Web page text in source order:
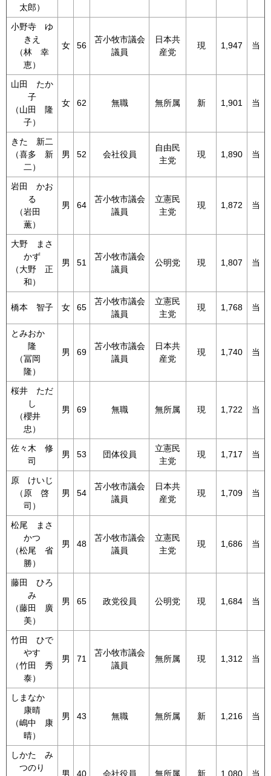
太郎）
小野寺 ゆ
きえ
（林 幸
恵）
女 56
苫小牧市議会
議員
日本共
産党
現 1,947 当
山田 たか
子
（山田 隆
子）
女 62 無職 無所属 新 1,901 当
きた 新二
（喜多 新
二）
男 52 会社役員
自由民
主党
現 1,890 当
岩田 かお
る
（岩田
薫）
男 64
苫小牧市議会
議員
立憲民
主党
現 1,872 当
大野 まさ
かず
（大野 正
和）
男 51
苫小牧市議会
議員
公明党 現 1,807 当
橋本 智子 女 65
苫小牧市議会
議員
立憲民
主党
現 1,768 当
とみおか
隆
（冨岡
隆）
男 69
苫小牧市議会
議員
日本共
産党
現 1,740 当
桜井 ただ
し
（櫻井
忠）
男 69 無職 無所属 現 1,722 当
佐々木 修
司
男 53 団体役員
立憲民
主党
現 1,717 当
原 けいじ
（原 啓
司）
男 54
苫小牧市議会
議員
日本共
産党
現 1,709 当
松尾 まさ
かつ
（松尾 省
勝）
男 48
苫小牧市議会
議員
立憲民
主党
現 1,686 当
藤田 ひろ
み
（藤田 廣
美）
男 65 政党役員 公明党 現 1,684 当
竹田 ひで
やす
（竹田 秀
泰）
男 71
苫小牧市議会
議員
無所属 現 1,312 当
しまなか
康晴
（嶋中 康
晴）
男 43 無職 無所属 新 1,216 当
しかた み
つのり
男 40 会社役員 無所属 新 1,080 当